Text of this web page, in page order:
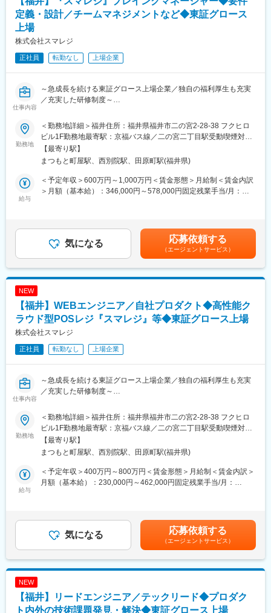
残業は月平均9時間、ご家庭の用事でのお休みもとりやすく、子育
て世代の方も安心して就業いただけます
※転勤はありませんが、全国各地に店舗があるためパートナーの転
勤に合わせてついていくことも可能
◎プロセスもしっかり評価
お客さまに寄り添った丁寧な対応などプロセス面もしっかり評
価し昇給に反映します
入社後は約2か月間の分室研修があり未経験でも安心して就業でき
る制度が整っています
店舗配属後も最初から一人で接客を行う訳ではなく、店長や先輩
の接客見学、その後店長が同席した上での接客と少しずつステッ
■未経験の方が多数活躍中！
前職：ホテルのフロント担当、携帯ショップの接客担当、病院事
（1）ヒアリング
1組当たりのご相談時間は約2時間。加入中の保険の確認や、結
婚・出産・住宅購入・老後などのライフプランなどをじっくり伺
います。
（2）ライフプラン設計・ご提案
とが多く、次回の来店時の提案内容を店舗の仲間と相談できるの
も安心です。
（3）アフターフォロー
加入したら終わりではなく、保険証券の見方のご案内、ご契約内
容の再確認といったアフターフォローも一貫して担当。
お客さまやそのご家族・知人と長い関係性を築ける仕事です。
変更の範囲：会社の定める業務
定義・設計／チームマネジメントなど◆東証グロース
上場
株式会社スマレジ
正社員 転勤なし 上場企業
仕事内容
～急成長を続ける東証グロース上場企業／独自の福利厚生も充実
／充実した研修制度～
■業務内容：
プレイングマネージャーとしてチームマネジメント、開発業務を
お任せします。
高性能クラウド型POSレジ『スマレジ』などの自社プロダクト開
発のプロダクトチームのマネジメントをお任せします。
■スマレジの事業について：
将来的には複数のプロダクトチームのマネジメントを担当いただ
入社後は、まずは既存サービスの開発も行っていただき、現状の
開発体制を把握いただきます。
その後、開発フローやアーキテクチャ・インフラなど課題を発見
・プロダクトの開発補助
・プロダクトチームのタスク／ピープルマネジメント
・プロダクトチームの課題発見と解決
PHP、JavaScript、TypeScript
【フレームワーク】
【ツール】
VSCode、PhpStorm、Docker
【CI／CD環境】
GitLab CI
【インフラ】
AWS（EC2、ECS、Aurora、S3、DynamoDB、ElastiCache、
Lambda、SQS、SNS、StepFunction、Elastic BeanStalk等）
Google Workspace、Redmine、Slack、Jira
■開発体制・開発スタイル：
当社は一人一人のメンバーが主体的・自発的な開発が行えるよう
【開発スタイル】
勤務地
＜勤務地詳細＞福井住所：福井県福井市二の宮2-28-38 フクヒロ
ビル1F勤務地最寄駅：京福バス線／二の宮二丁目駅受動喫煙対
策：屋内全面禁煙変更の範囲：会社の定める事業所
【最寄り駅】
まつもと町屋駅、西別院駅、田原町駅(福井県)
給与
＜予定年収＞600万円～1,000万円＜賃金形態＞月給制＜賃金内訳
＞月額（基本給）：346,000円～578,000円固定残業手当/月：
経験・能力等を考慮の上、当社規定により決定します。■給与改
定：年1回（業務内容と給与に大幅な乖離がある場合は、都度実施
することがあります）■決算賞与：年1回※過去実績2ヶ月（業績に
よる）賃金はあくまでも目安の金額であり、選考を通じて上下す
る可能性があります。月給(月額)は固定手当を含めた表記です。
気になる 応募依頼する
（エージェントサービス）
NEW
【福井】WEBエンジニア／自社プロダクト◆高性能ク
ラウド型POSレジ『スマレジ』等◆東証グロース上場
株式会社スマレジ
正社員 転勤なし 上場企業
仕事内容
～急成長を続ける東証グロース上場企業／独自の福利厚生も充実
／充実した研修制度～
■業務内容：
高性能クラウド型POSレジ『スマレジ』など、自社で展開してい
るプロダクトのいずれかの開発をお任せします。
■業務詳細：
機能制約・システム連携を考慮したユーザーの業務フローに関す
る改善を、チームメンバーと仕様や実装の相互レビューを行いな
がら開発を進めます。
・サービスの外部連携機能の設計／開発
・内部／外部APIの設計／開発
・継続的デリバリーに向けた環境整備（テスト自動化）
・法改正による既存サービスの修正や機能追加
勤務地
＜勤務地詳細＞福井住所：福井県福井市二の宮2-28-38 フクヒロ
ビル1F勤務地最寄駅：京福バス線／二の宮二丁目駅受動喫煙対
策：屋内全面禁煙変更の範囲：会社の定める事業所
【最寄り駅】
まつもと町屋駅、西別院駅、田原町駅(福井県)
給与
＜予定年収＞400万円～800万円＜賃金形態＞月給制＜賃金内訳＞
月額（基本給）：230,000円～462,000円固定残業手当/月：
経験・能力等を考慮の上、当社規定により決定します。■給与改
定：年1回（業務内容と給与に大幅な乖離がある場合は、都度実施
することがあります）■決算賞与：年1回※過去実績2ヶ月（業績に
よる）賃金はあくまでも目安の金額であり、選考を通じて上下す
る可能性があります。月給(月額)は固定手当を含めた表記です。
気になる 応募依頼する
（エージェントサービス）
NEW
【福井】リードエンジニア／テックリード◆プロダク
ト内外の技術課題発見・解決◆東証グロース上場